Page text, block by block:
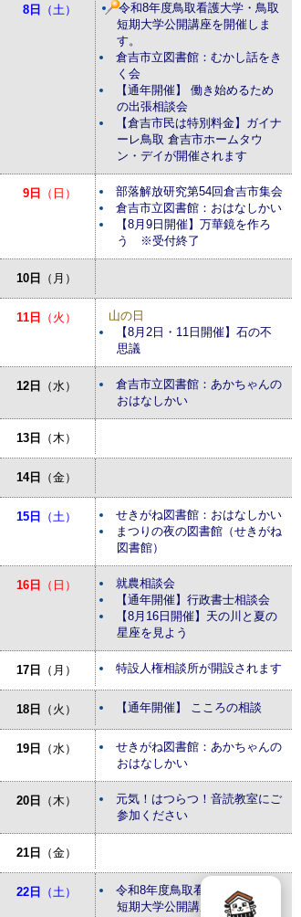
8日 （土）
令和8年度鳥取看護大学・鳥取
短期大学公開講座を開催しま
す。
倉吉市立図書館：むかし話をき
く会
【通年開催】 働き始めるため
の出張相談会
【倉吉市民は特別料金】ガイナ
ーレ鳥取 倉吉市ホームタウ
ン・デイが開催されます
9日 （日）
部落解放研究第54回倉吉市集会
倉吉市立図書館：おはなしかい
【8月9日開催】万華鏡を作ろ
う ※受付終了
10日 （月）
11日 （火）
山の日
【8月2日・11日開催】石の不
思議
12日 （水）
倉吉市立図書館：あかちゃんの
おはなしかい
13日 （木）
14日 （金）
15日 （土）
せきがね図書館：おはなしかい
まつりの夜の図書館（せきがね
図書館）
16日 （日）
就農相談会
【通年開催】行政書士相談会
【8月16日開催】天の川と夏の
星座を見よう
17日 （月） 特設人権相談所が開設されます
18日 （火） 【通年開催】 こころの相談
19日 （水）
せきがね図書館：あかちゃんの
おはなしかい
20日 （木）
元気！はつらつ！音読教室にご
参加ください
21日 （金）
22日 （土）
令和8年度鳥取看護大学・鳥取
短期大学公開講座を開催しま